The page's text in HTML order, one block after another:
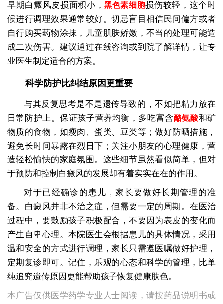
早期白癜风皮损面积小，黑色素细胞损伤较轻，这个时
候进行调理效果通常较好。切忌盲目相信民间偏方或者
自行购买药物涂抹，儿童肌肤娇嫩，不当的处理可能造
成二次伤害。建议通过在线咨询或到院了解详情，让专
业医生制定适合的方案。
科学防护比纠结原因更重要
与其反复思考是不是遗传导致的，不如把精力放在
日常防护上。保证孩子营养均衡，多吃富含酪氨酸和矿
物质的食物，如瘦肉、蛋类、豆类等；做好防晒措施，
避免长时间暴露在烈日下；关注小朋友的心理健康，营
造轻松愉快的家庭氛围。这些细节虽然看似简单，但对
于预防和控制白癜风的发展却有着实实在在的作用。
对于已经确诊的患儿，家长要做好长期管理的准
备。白癜风并非不治之症，但需要一定的周期。在医治
过程中，要鼓励孩子积极配合，不要因为表皮的变化而
产生自卑心理。本院医生会根据患儿的具体情况，采用
温和安全的方式进行调理，家长只需遵医嘱做好护理，
定期复诊即可。记住，乐观的心态和科学的管理，比单
纯追究遗传原因更能帮助孩子恢复健康肤色。
本广告仅供医学药学专业人士阅读，请按药品说明书或